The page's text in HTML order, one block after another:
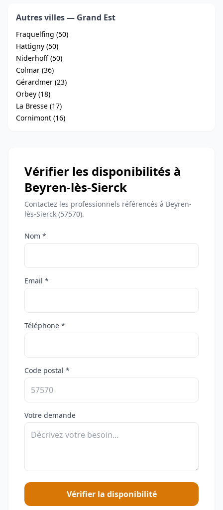
Autres villes — Grand Est
Fraquelfing (50)
Hattigny (50)
Niderhoff (50)
Colmar (36)
Gérardmer (23)
Orbey (18)
La Bresse (17)
Cornimont (16)
Vérifier les disponibilités à
Beyren-lès-Sierck
Contactez les professionnels référencés à Beyren-
lès-Sierck (57570).
Nom *
Email *
Téléphone *
Code postal *
Votre demande
Vérifier la disponibilité